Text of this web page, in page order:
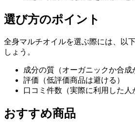
選び方のポイント
全身マルチオイルを選ぶ際には、以
しょう。
成分の質（オーガニックか合成
評価（低評価商品は避ける）
口コミ件数（実際に利用した人
おすすめ商品